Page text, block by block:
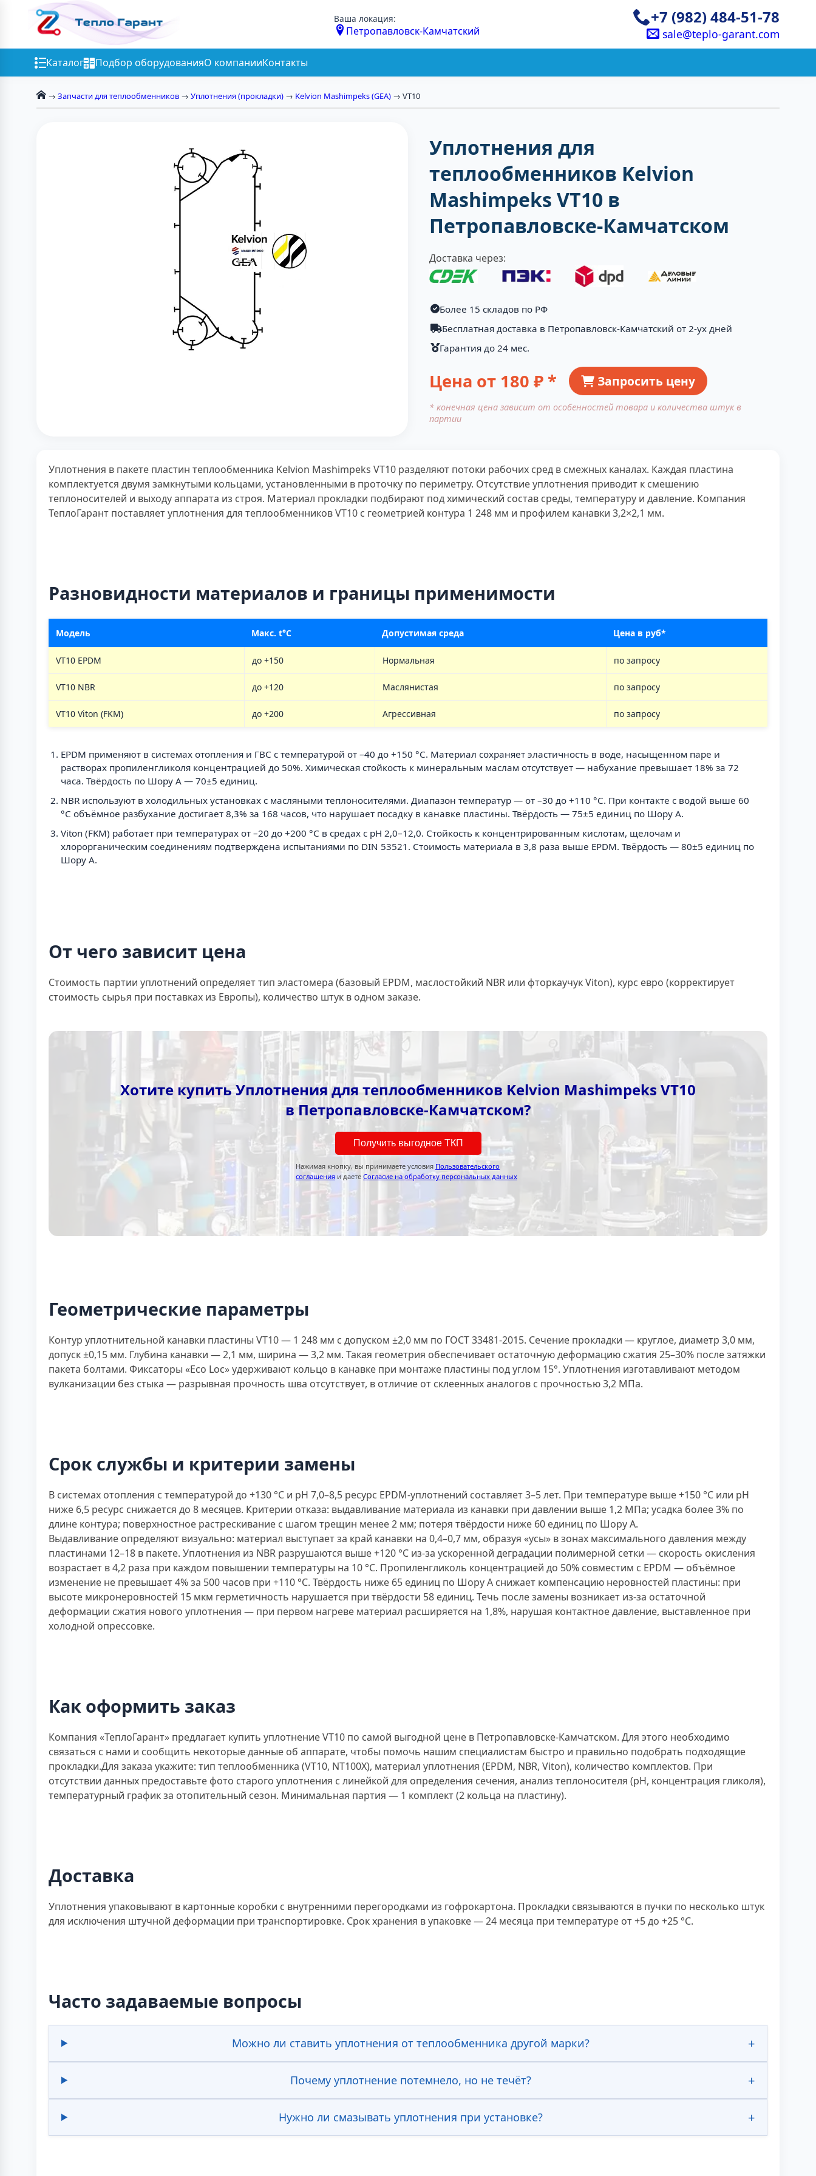
Ваша локация:
Петропавловск-Камчатский
+7 (982) 484-51-78
sale@teplo-garant.com
Каталог Подбор оборудованияО компанииКонтакты
→ Запчасти для теплообменников → Уплотнения (прокладки) → Kelvion Mashimpeks (GEA) → VT10
Уплотнения для
теплообменников Kelvion
Mashimpeks VT10 в
Петропавловске-Камчатском
Доставка через:
Более 15 складов по РФ
Бесплатная доставка в Петропавловск-Камчатский от 2-ух дней
Гарантия до 24 мес.
Цена от 180 ₽ * Запросить цену
* конечная цена зависит от особенностей товара и количества штук в
партии
Уплотнения в пакете пластин теплообменника Kelvion Mashimpeks VT10 разделяют потоки рабочих сред в смежных каналах. Каждая пластина
комплектуется двумя замкнутыми кольцами, установленными в проточку по периметру. Отсутствие уплотнения приводит к смешению
теплоносителей и выходу аппарата из строя. Материал прокладки подбирают под химический состав среды, температуру и давление. Компания
ТеплоГарант поставляет уплотнения для теплообменников VT10 с геометрией контура 1 248 мм и профилем канавки 3,2×2,1 мм.
Разновидности материалов и границы применимости
Модель Макс. t°C Допустимая среда Цена в руб*
VT10 EPDM до +150 Нормальная по запросу
VT10 NBR до +120 Маслянистая по запросу
VT10 Viton (FKM) до +200 Агрессивная по запросу
EPDM применяют в системах отопления и ГВС с температурой от –40 до +150 °С. Материал сохраняет эластичность в воде, насыщенном паре и
растворах пропиленгликоля концентрацией до 50%. Химическая стойкость к минеральным маслам отсутствует — набухание превышает 18% за 72
часа. Твёрдость по Шору А — 70±5 единиц.
NBR используют в холодильных установках с масляными теплоносителями. Диапазон температур — от –30 до +110 °С. При контакте с водой выше 60
°С объёмное разбухание достигает 8,3% за 168 часов, что нарушает посадку в канавке пластины. Твёрдость — 75±5 единиц по Шору А.
Viton (FKM) работает при температурах от –20 до +200 °С в средах с рН 2,0–12,0. Стойкость к концентрированным кислотам, щелочам и
хлорорганическим соединениям подтверждена испытаниями по DIN 53521. Стоимость материала в 3,8 раза выше EPDM. Твёрдость — 80±5 единиц по
Шору А.
От чего зависит цена
Стоимость партии уплотнений определяет тип эластомера (базовый EPDM, маслостойкий NBR или фторкаучук Viton), курс евро (корректирует
стоимость сырья при поставках из Европы), количество штук в одном заказе.
Хотите купить Уплотнения для теплообменников Kelvion Mashimpeks VT10
в Петропавловске-Камчатском?
Получить выгодное ТКП
Нажимая кнопку, вы принимаете условия Пользовательского
соглашения и даете Согласие на обработку персональных данных
Геометрические параметры
Контур уплотнительной канавки пластины VT10 — 1 248 мм с допуском ±2,0 мм по ГОСТ 33481-2015. Сечение прокладки — круглое, диаметр 3,0 мм,
допуск ±0,15 мм. Глубина канавки — 2,1 мм, ширина — 3,2 мм. Такая геометрия обеспечивает остаточную деформацию сжатия 25–30% после затяжки
пакета болтами. Фиксаторы «Eco Loc» удерживают кольцо в канавке при монтаже пластины под углом 15°. Уплотнения изготавливают методом
вулканизации без стыка — разрывная прочность шва отсутствует, в отличие от склеенных аналогов с прочностью 3,2 МПа.
Срок службы и критерии замены
В системах отопления с температурой до +130 °С и рН 7,0–8,5 ресурс EPDM-уплотнений составляет 3–5 лет. При температуре выше +150 °С или рН
ниже 6,5 ресурс снижается до 8 месяцев. Критерии отказа: выдавливание материала из канавки при давлении выше 1,2 МПа; усадка более 3% по
длине контура; поверхностное растрескивание с шагом трещин менее 2 мм; потеря твёрдости ниже 60 единиц по Шору А.
Выдавливание определяют визуально: материал выступает за край канавки на 0,4–0,7 мм, образуя «усы» в зонах максимального давления между
пластинами 12–18 в пакете. Уплотнения из NBR разрушаются выше +120 °С из-за ускоренной деградации полимерной сетки — скорость окисления
возрастает в 4,2 раза при каждом повышении температуры на 10 °С. Пропиленгликоль концентрацией до 50% совместим с EPDM — объёмное
изменение не превышает 4% за 500 часов при +110 °С. Твёрдость ниже 65 единиц по Шору А снижает компенсацию неровностей пластины: при
высоте микронеровностей 15 мкм герметичность нарушается при твёрдости 58 единиц. Течь после замены возникает из-за остаточной
деформации сжатия нового уплотнения — при первом нагреве материал расширяется на 1,8%, нарушая контактное давление, выставленное при
холодной опрессовке.
Как оформить заказ
Компания «ТеплоГарант» предлагает купить уплотнение VT10 по самой выгодной цене в Петропавловске-Камчатском. Для этого необходимо
связаться с нами и сообщить некоторые данные об аппарате, чтобы помочь нашим специалистам быстро и правильно подобрать подходящие
прокладки.Для заказа укажите: тип теплообменника (VT10, NT100X), материал уплотнения (EPDM, NBR, Viton), количество комплектов. При
отсутствии данных предоставьте фото старого уплотнения с линейкой для определения сечения, анализ теплоносителя (рН, концентрация гликоля),
температурный график за отопительный сезон. Минимальная партия — 1 комплект (2 кольца на пластину).
Доставка
Уплотнения упаковывают в картонные коробки с внутренними перегородками из гофрокартона. Прокладки связываются в пучки по несколько штук
для исключения штучной деформации при транспортировке. Срок хранения в упаковке — 24 месяца при температуре от +5 до +25 °С.
Часто задаваемые вопросы
Можно ли ставить уплотнения от теплообменника другой марки?
Почему уплотнение потемнело, но не течёт?
Нужно ли смазывать уплотнения при установке?